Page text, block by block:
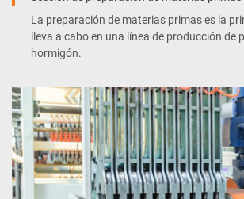
La preparación de materias primas es la
lleva a cabo en una línea de producción de
hormigón.